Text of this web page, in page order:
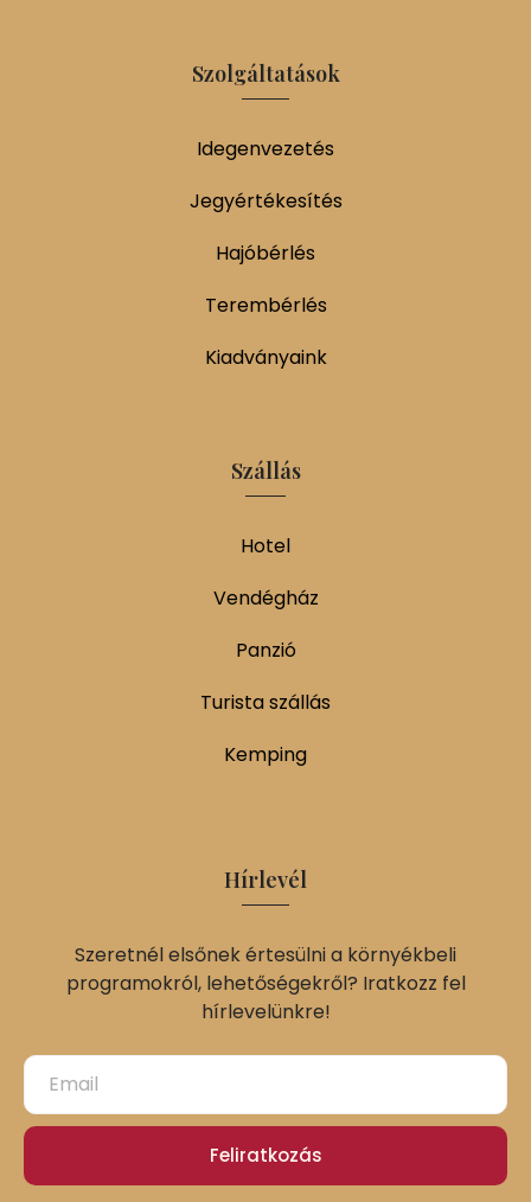
Szolgáltatások
Idegenvezetés
Jegyértékesítés
Hajóbérlés
Terembérlés
Kiadványaink
Szállás
Hotel
Vendégház
Panzió
Turista szállás
Kemping
Hírlevél
Szeretnél elsőnek értesülni a környékbeli
programokról, lehetőségekről? Iratkozz fel
hírlevelünkre!
Feliratkozás